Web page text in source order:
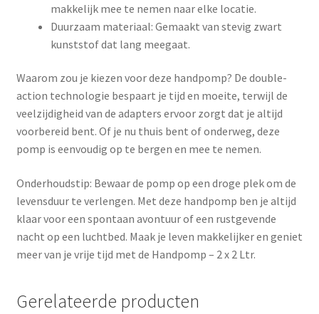
makkelijk mee te nemen naar elke locatie.
Duurzaam materiaal: Gemaakt van stevig zwart
kunststof dat lang meegaat.
Waarom zou je kiezen voor deze handpomp? De double-
action technologie bespaart je tijd en moeite, terwijl de
veelzijdigheid van de adapters ervoor zorgt dat je altijd
voorbereid bent. Of je nu thuis bent of onderweg, deze
pomp is eenvoudig op te bergen en mee te nemen.
Onderhoudstip: Bewaar de pomp op een droge plek om de
levensduur te verlengen. Met deze handpomp ben je altijd
klaar voor een spontaan avontuur of een rustgevende
nacht op een luchtbed. Maak je leven makkelijker en geniet
meer van je vrije tijd met de Handpomp – 2 x 2 Ltr.
Gerelateerde producten